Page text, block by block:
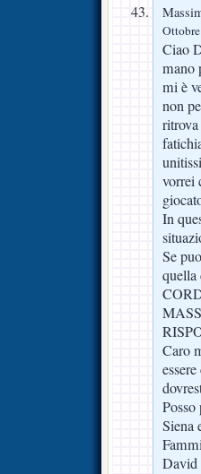
Ciao
mano
mi è
non
vorrei
In
Se
Caro
Siena
David